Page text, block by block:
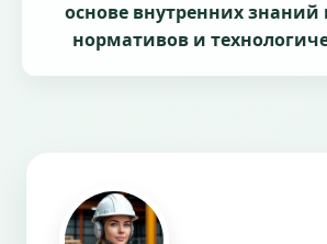
основе внутренних
нормативов и